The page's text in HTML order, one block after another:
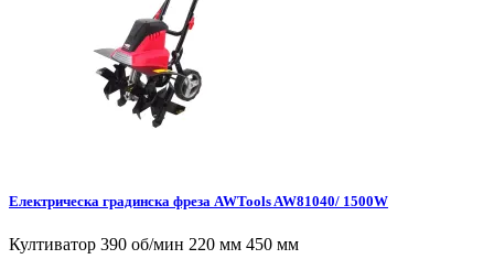
Електрическа градинска фреза AWTools AW81040/ 1500W
Култиватор 390 об/мин 220 мм 450 мм